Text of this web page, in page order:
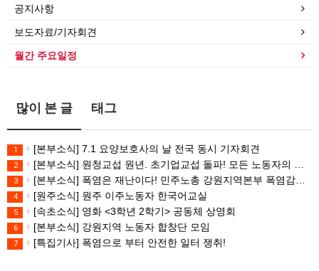
공지사항
보도자료/기자회견
월간 주요일정
많이 본 글 태그
1 [본부소식] 7.1 요양보호사의 날 전국 동시 기자회견
2 [본부소식] 원청교섭 원년. 초기업교섭 돌파! 모든 노동자의 노동기본권 쟁취! 민주노총 7.15 총파업대회
3 [본부소식] 폭염은 재난이다! 민주노총 강원지역본부 폭염감시단 선포 기자회견
4 [원주소식] 원주 이주노동자 한국어교실
5 [속초소식] 영화 <3학년 2학기> 공동체 상영회
6 [본부소식] 강원지역 노동자 합창단 모임
7 [특집기사] 폭염으로 부터 안전한 일터 쟁취!